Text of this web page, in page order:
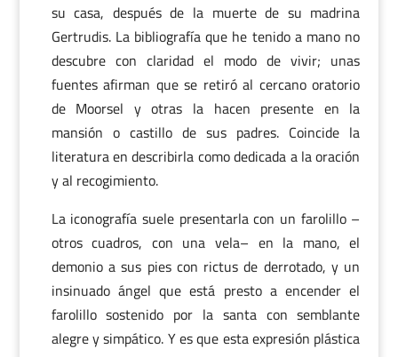
su casa, después de la muerte de su madrina
Gertrudis. La bibliografía que he tenido a mano no
descubre con claridad el modo de vivir; unas
fuentes afirman que se retiró al cercano oratorio
de Moorsel y otras la hacen presente en la
mansión o castillo de sus padres. Coincide la
literatura en describirla como dedicada a la oración
y al recogimiento.
La iconografía suele presentarla con un farolillo –
otros cuadros, con una vela– en la mano, el
demonio a sus pies con rictus de derrotado, y un
insinuado ángel que está presto a encender el
farolillo sostenido por la santa con semblante
alegre y simpático. Y es que esta expresión plástica